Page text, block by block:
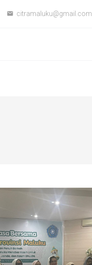
citramaluku@gmail.com